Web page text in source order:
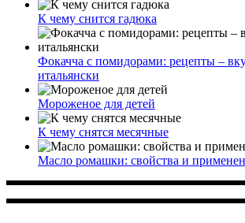
К чему снится гадюка
Фокачча с помидорами: рецепты –
итальянски
Мороженое для детей
К чему снятся месячные
Масло ромашки: свойства и